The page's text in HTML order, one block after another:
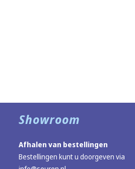
Showroom
Afhalen van bestellingen
Bestellingen kunt u doorgeven via